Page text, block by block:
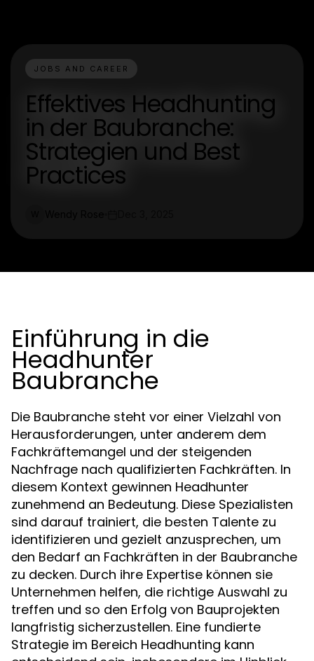
JOBS AND CAREER
Effektives Headhunting
in der Baubranche:
Strategien und Best
Practices
Einführung in die
Headhunter
Baubranche
Die Baubranche steht vor einer Vielzahl von
Herausforderungen, unter anderem dem
Fachkräftemangel und der steigenden
Nachfrage nach qualifizierten Fachkräften. In
diesem Kontext gewinnen Headhunter
zunehmend an Bedeutung. Diese Spezialisten
sind darauf trainiert, die besten Talente zu
identifizieren und gezielt anzusprechen, um
den Bedarf an Fachkräften in der Baubranche
zu decken. Durch ihre Expertise können sie
Unternehmen helfen, die richtige Auswahl zu
treffen und so den Erfolg von Bauprojekten
langfristig sicherzustellen. Eine fundierte
Strategie im Bereich Headhunting kann